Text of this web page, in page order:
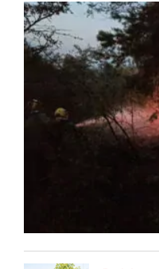
poslova. Požarom je
hektara